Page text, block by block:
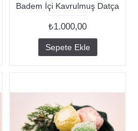
Badem İçi Kavrulmuş Datça
₺1.000,00
Sepete Ekle